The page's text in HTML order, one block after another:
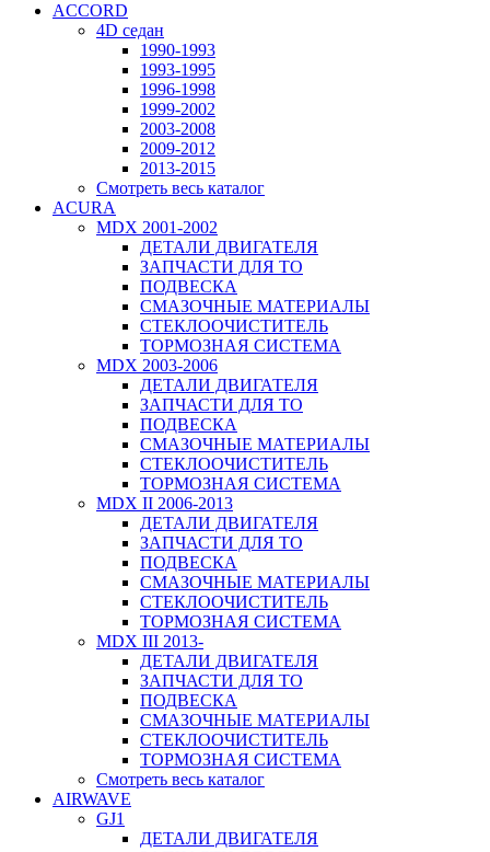
ACCORD
4D седан
1990-1993
1993-1995
1996-1998
1999-2002
2003-2008
2009-2012
2013-2015
Смотреть весь каталог
ACURA
MDX 2001-2002
ДЕТАЛИ ДВИГАТЕЛЯ
ЗАПЧАСТИ ДЛЯ ТО
ПОДВЕСКА
СМАЗОЧНЫЕ МАТЕРИАЛЫ
СТЕКЛООЧИСТИТЕЛЬ
ТОРМОЗНАЯ СИСТЕМА
MDX 2003-2006
ДЕТАЛИ ДВИГАТЕЛЯ
ЗАПЧАСТИ ДЛЯ ТО
ПОДВЕСКА
СМАЗОЧНЫЕ МАТЕРИАЛЫ
СТЕКЛООЧИСТИТЕЛЬ
ТОРМОЗНАЯ СИСТЕМА
MDX II 2006-2013
ДЕТАЛИ ДВИГАТЕЛЯ
ЗАПЧАСТИ ДЛЯ ТО
ПОДВЕСКА
СМАЗОЧНЫЕ МАТЕРИАЛЫ
СТЕКЛООЧИСТИТЕЛЬ
ТОРМОЗНАЯ СИСТЕМА
MDX III 2013-
ДЕТАЛИ ДВИГАТЕЛЯ
ЗАПЧАСТИ ДЛЯ ТО
ПОДВЕСКА
СМАЗОЧНЫЕ МАТЕРИАЛЫ
СТЕКЛООЧИСТИТЕЛЬ
ТОРМОЗНАЯ СИСТЕМА
Смотреть весь каталог
AIRWAVE
GJ1
ДЕТАЛИ ДВИГАТЕЛЯ